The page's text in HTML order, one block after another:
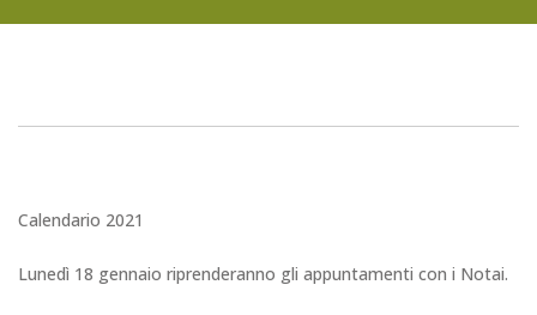
Calendario 2021
Lunedì 18 gennaio riprenderanno gli appuntamenti con i Notai.